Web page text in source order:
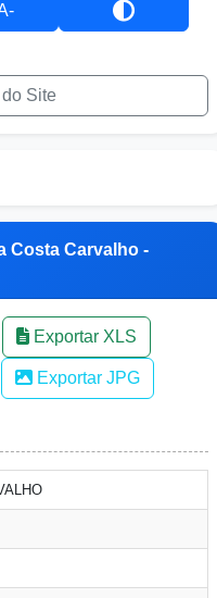
Site
Costa Carvalho -
Exportar XLS
Exportar JPG